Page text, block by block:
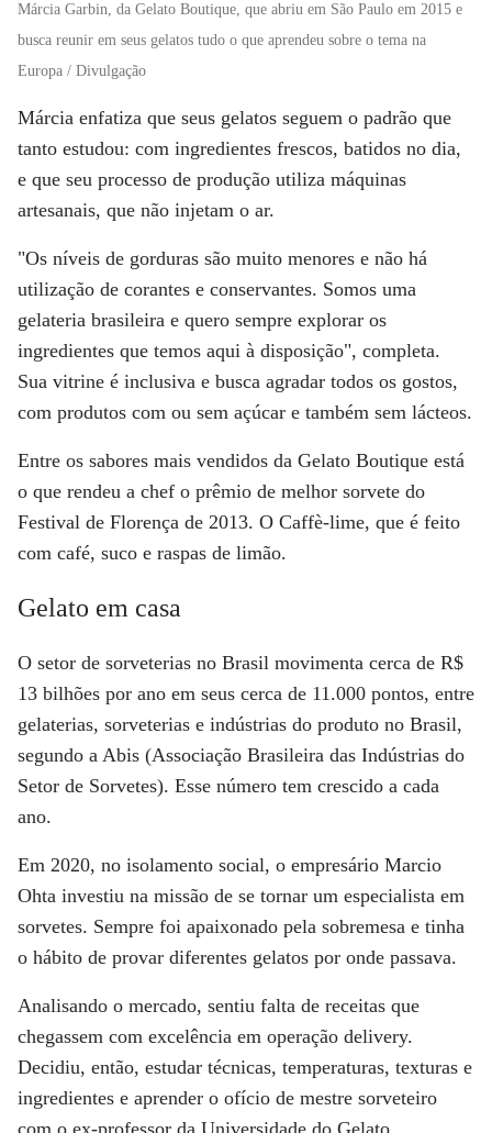
Márcia Garbin, da Gelato Boutique, que abriu em São Paulo em 2015 e
busca reunir em seus gelatos tudo o que aprendeu sobre o tema na
Europa / Divulgação
Márcia enfatiza que seus gelatos seguem o padrão que
tanto estudou: com ingredientes frescos, batidos no dia,
e que seu processo de produção utiliza máquinas
artesanais, que não injetam o ar.
"Os níveis de gorduras são muito menores e não há
utilização de corantes e conservantes. Somos uma
gelateria brasileira e quero sempre explorar os
ingredientes que temos aqui à disposição", completa.
Sua vitrine é inclusiva e busca agradar todos os gostos,
com produtos com ou sem açúcar e também sem lácteos.
Entre os sabores mais vendidos da Gelato Boutique está
o que rendeu a chef o prêmio de melhor sorvete do
Festival de Florença de 2013. O Caffè-lime, que é feito
com café, suco e raspas de limão.
Gelato em casa
O setor de sorveterias no Brasil movimenta cerca de R$
13 bilhões por ano em seus cerca de 11.000 pontos, entre
gelaterias, sorveterias e indústrias do produto no Brasil,
segundo a Abis (Associação Brasileira das Indústrias do
Setor de Sorvetes). Esse número tem crescido a cada
ano.
Em 2020, no isolamento social, o empresário Marcio
Ohta investiu na missão de se tornar um especialista em
sorvetes. Sempre foi apaixonado pela sobremesa e tinha
o hábito de provar diferentes gelatos por onde passava.
Analisando o mercado, sentiu falta de receitas que
chegassem com excelência em operação delivery.
Decidiu, então, estudar técnicas, temperaturas, texturas e
ingredientes e aprender o ofício de mestre sorveteiro